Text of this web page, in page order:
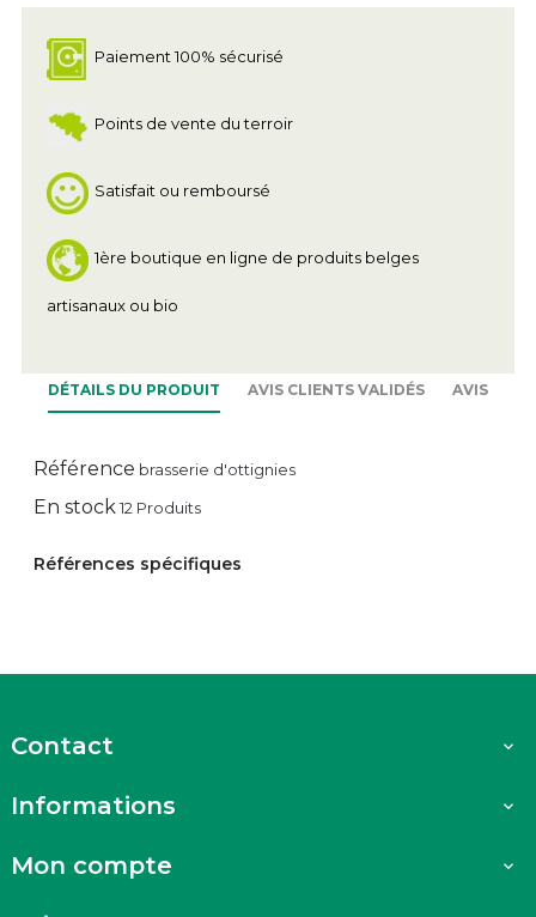
Paiement 100% sécurisé
Points de vente du terroir
Satisfait ou remboursé
1ère boutique en ligne de produits belges
artisanaux ou bio
DÉTAILS DU PRODUIT AVIS CLIENTS VALIDÉS AVIS
Référence brasserie d'ottignies
En stock 12 Produits
Références spécifiques
Contact 
Informations 
Mon compte 